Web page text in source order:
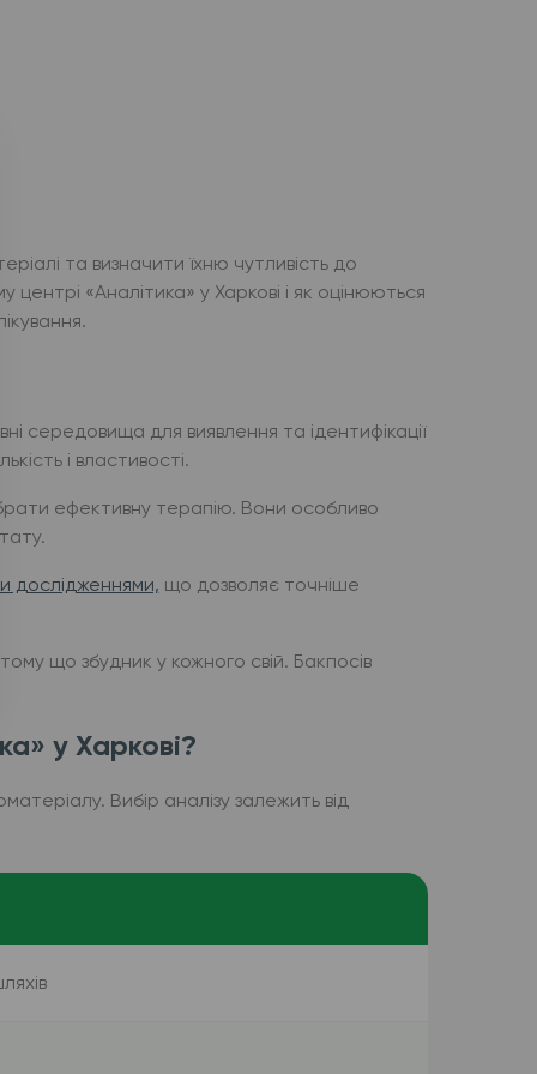
та визначити їхню чутливість до
«Аналітика» у Харкові і як оцінюються
середовища для виявлення та ідентифікації
і властивості.
ефективну терапію. Вони особливо
дослідженнями, що дозволяє точніше
що збудник у кожного свій. Бакпосів
у Харкові?
Вибір аналізу залежить від